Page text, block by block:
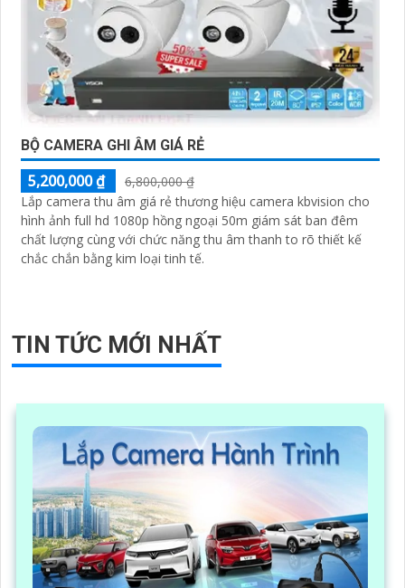
BỘ CAMERA GHI ÂM GIÁ RẺ
5,200,000 ₫
6,800,000 ₫
Lắp camera thu âm giá rẻ thương hiệu camera kbvision cho
hình ảnh full hd 1080p hồng ngoại 50m giám sát ban đêm
chất lượng cùng với chức năng thu âm thanh to rõ thiết kế
chắc chắn bằng kim loại tinh tế.
TIN TỨC MỚI NHẤT